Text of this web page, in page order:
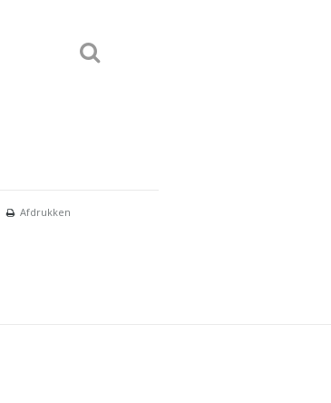
Afdrukken